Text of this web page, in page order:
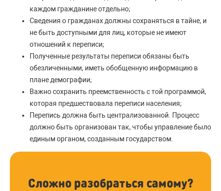
каждом гражданине отдельно;
Сведения о гражданах должны сохраняться в тайне, и
не быть доступными для лиц, которые не имеют
отношений к переписи;
Полученные результаты переписи обязаны быть
обезличенными, иметь обобщенную информацию в
плане демографии;
Важно сохранить преемственность с той программой,
которая предшествовала переписи населения;
Перепись должна быть централизованной. Процесс
должно быть организован так, чтобы управление было
единым органом, созданным государством.
Сложно разобраться самому?